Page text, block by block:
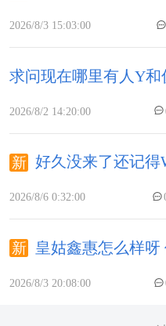
2026/8/3 15:03:00
求问现在哪里有人Y和
2026/8/2 14:20:00
好久没来了还记得
2026/8/6 0:32:00
皇姑鑫惠怎么样呀
2026/8/3 20:08:00